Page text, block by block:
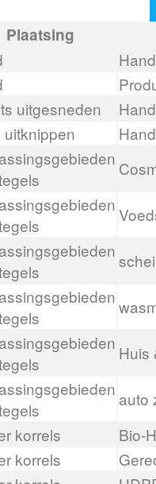
Plaatsing
uitgesneden
uitknippen
Huis
auto
korrels
Bio-
korrels